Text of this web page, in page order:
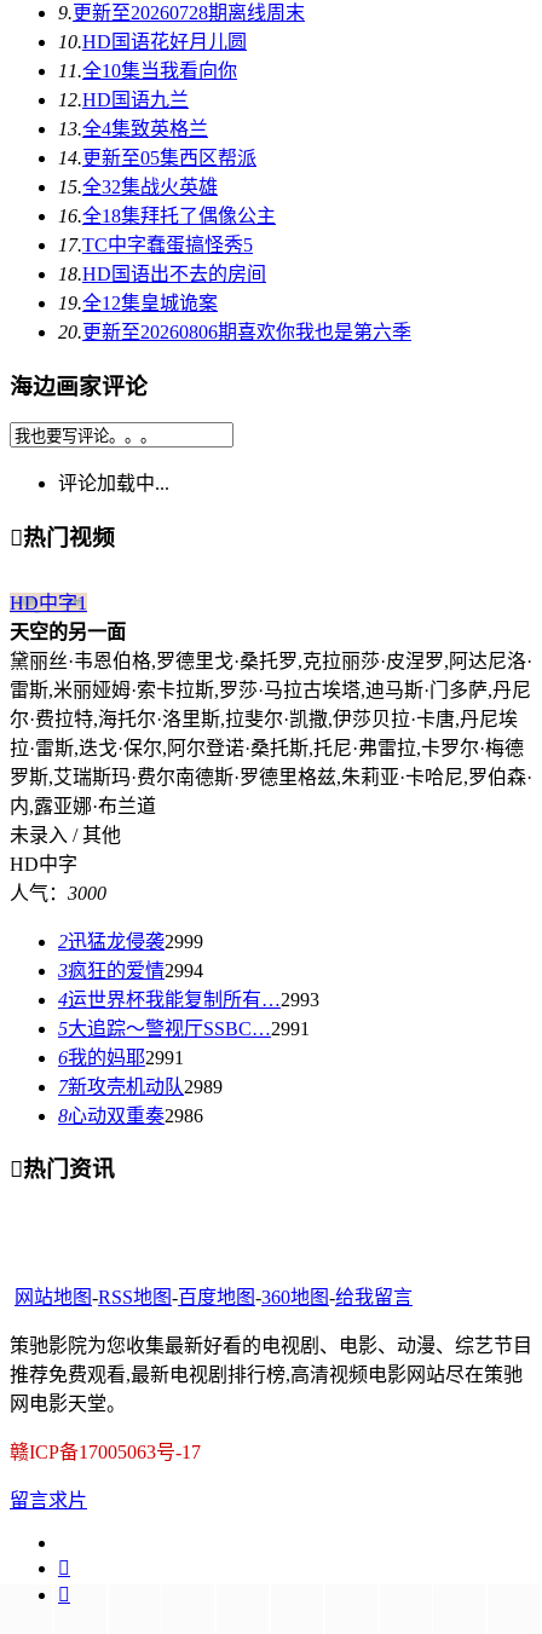
9.更新至20260728期离线周末
10.HD国语花好月儿圆
11.全10集当我看向你
12.HD国语九兰
13.全4集致英格兰
14.更新至05集西区帮派
15.全32集战火英雄
16.全18集拜托了偶像公主
17.TC中字蠢蛋搞怪秀5
18.HD国语出不去的房间
19.全12集皇城诡案
20.更新至20260806期喜欢你我也是第六季
海边画家评论
评论加载中...
热门视频
HD中字1
天空的另一面
黛丽丝·韦恩伯格,罗德里戈·桑托罗,克拉丽莎·皮涅罗,阿达尼洛·
雷斯,米丽娅姆·索卡拉斯,罗莎·马拉古埃塔,迪马斯·门多萨,丹尼
尔·费拉特,海托尔·洛里斯,拉斐尔·凯撒,伊莎贝拉·卡唐,丹尼埃
拉·雷斯,迭戈·保尔,阿尔登诺·桑托斯,托尼·弗雷拉,卡罗尔·梅德
罗斯,艾瑞斯玛·费尔南德斯·罗德里格兹,朱莉亚·卡哈尼,罗伯森·
内,露亚娜·布兰道
未录入 / 其他
HD中字
人气： 3000
2迅猛龙侵袭2999
3疯狂的爱情2994
4运世界杯我能复制所有…2993
5大追踪〜警视厅SSBC…2991
6我的妈耶2991
7新攻壳机动队2989
8心动双重奏2986
热门资讯
网站地图-RSS地图-百度地图-360地图-给我留言
策驰影院为您收集最新好看的电视剧、电影、动漫、综艺节目
推荐免费观看,最新电视剧排行榜,高清视频电影网站尽在策驰
网电影天堂。
赣ICP备17005063号-17
留言求片

